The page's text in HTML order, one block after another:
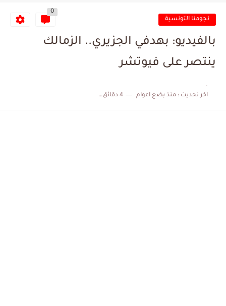
البرنامج الكامل لنهائي البطولة بين الاتحاد المنستيري والنادي الإفريقي نجومنا التونسية
0
بالفيديو: بهدفي الجزيري.. الزمالك
ينتصر على فيوتشر
.
اخر تحديث :منذ بضع اعوام 4 دقائق للقراءة